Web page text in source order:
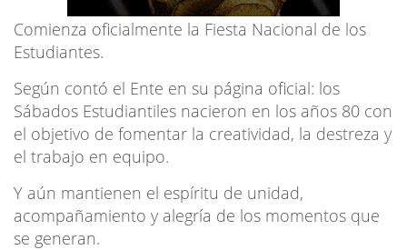
Comienza oficialmente la Fiesta Nacional de los
Estudiantes.
Según contó el Ente en su página oficial: los
Sábados Estudiantiles nacieron en los años 80 con
el objetivo de fomentar la creatividad, la destreza y
el trabajo en equipo.
Y aún mantienen el espíritu de unidad,
acompañamiento y alegría de los momentos que
se generan.